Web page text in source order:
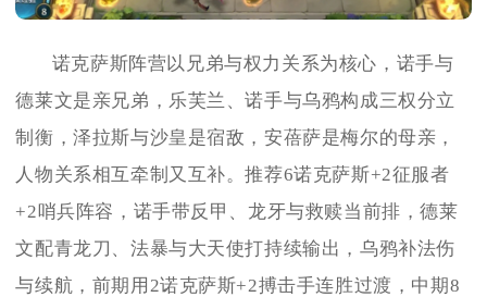
诺克萨斯阵营以兄弟与权力关系为核心，诺手与
德莱文是亲兄弟，乐芙兰、诺手与乌鸦构成三权分立
制衡，泽拉斯与沙皇是宿敌，安蓓萨是梅尔的母亲，
人物关系相互牵制又互补。推荐6诺克萨斯+2征服者
+2哨兵阵容，诺手带反甲、龙牙与救赎当前排，德莱
文配青龙刀、法暴与大天使打持续输出，乌鸦补法伤
与续航，前期用2诺克萨斯+2搏击手连胜过渡，中期8